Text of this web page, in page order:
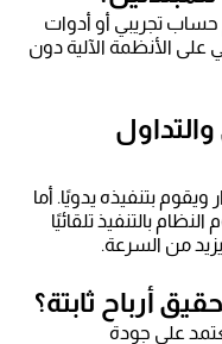
حساب تجريبي أو أدوات
على الأنظمة الآلية دون
والتداول
ويقوم بتنفيذه يدويًا. أما
بالتنفيذ تلقائيًا
من السرعة.
أرباح ثابتة؟
على جودة